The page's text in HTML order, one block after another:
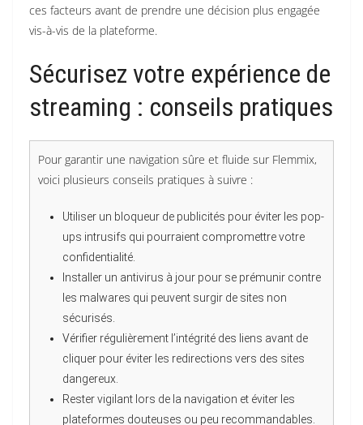
ces facteurs avant de prendre une décision plus engagée
vis-à-vis de la plateforme.
Sécurisez votre expérience de
streaming : conseils pratiques
Pour garantir une navigation sûre et fluide sur Flemmix,
voici plusieurs conseils pratiques à suivre :
Utiliser un bloqueur de publicités pour éviter les pop-
ups intrusifs qui pourraient compromettre votre
confidentialité.
Installer un antivirus à jour pour se prémunir contre
les malwares qui peuvent surgir de sites non
sécurisés.
Vérifier régulièrement l’intégrité des liens avant de
cliquer pour éviter les redirections vers des sites
dangereux.
Rester vigilant lors de la navigation et éviter les
plateformes douteuses ou peu recommandables.